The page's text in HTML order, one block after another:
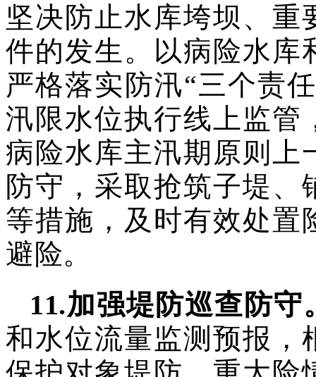
坚决防止水库垮坝、重
件的发生。以病险水库
严格落实防汛“三个责
汛限水位执行线上监管
病险水库主汛期原则上
防守，采取抢筑子堤
等措施，及时有效处置
避险。
11.加强堤防巡查防守
和水位流量监测预报，